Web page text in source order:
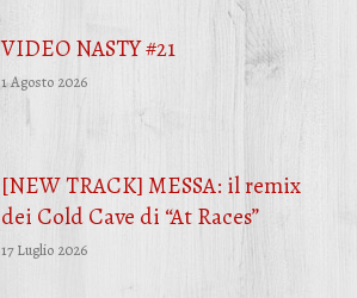
VIDEO NASTY #21
1 Agosto 2026
[NEW TRACK] MESSA: il remix
dei Cold Cave di “At Races”
17 Luglio 2026